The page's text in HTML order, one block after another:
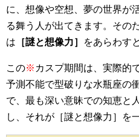
に、想像や空想、夢の世界が
る舞う人が出てきます。その
は ［謎と想像力］ をあらわす
この※ カスプ期間は、実際的
予測不能で型破りな水瓶座の
で、最も深い意昧での知恵と
し、それが［謎と想像力］を